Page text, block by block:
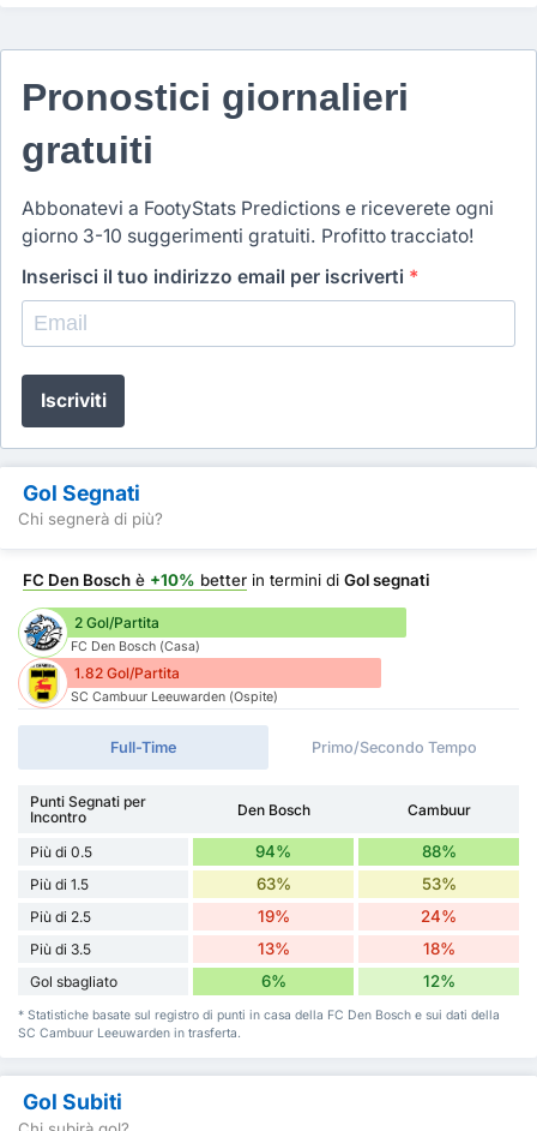
Pronostici giornalieri
gratuiti
Abbonatevi a FootyStats Predictions e riceverete ogni
giorno 3-10 suggerimenti gratuiti. Profitto tracciato!
Inserisci il tuo indirizzo email per iscriverti *
Iscriviti
Gol Segnati
Chi segnerà di più?
FC Den Bosch è +10% better in termini di Gol segnati
2 Gol/Partita
FC Den Bosch (Casa)
1.82 Gol/Partita
SC Cambuur Leeuwarden (Ospite)
Full-Time Primo/Secondo Tempo
Punti Segnati per
Incontro
Den Bosch Cambuur
Più di 0.5 94% 88%
Più di 1.5 63% 53%
Più di 2.5 19% 24%
Più di 3.5 13% 18%
Gol sbagliato 6% 12%
* Statistiche basate sul registro di punti in casa della FC Den Bosch e sui dati della
SC Cambuur Leeuwarden in trasferta.
Gol Subiti